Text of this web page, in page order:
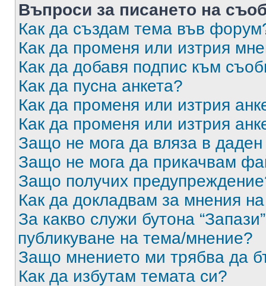
Въпроси за писането на
Как да създам тема във
Как да променя или изтрия
Как да добавя подпис към
Как да пусна анкета?
Как да променя или изтрия
Как да променя или изтрия
Защо не мога да вляза в
Защо не мога да прикачвам
Защо получих
Как да докладвам за мнения
За какво служи бутона
публикуване на тема/мнение?
Защо мнението ми трябва да
Как да избутам темата си?